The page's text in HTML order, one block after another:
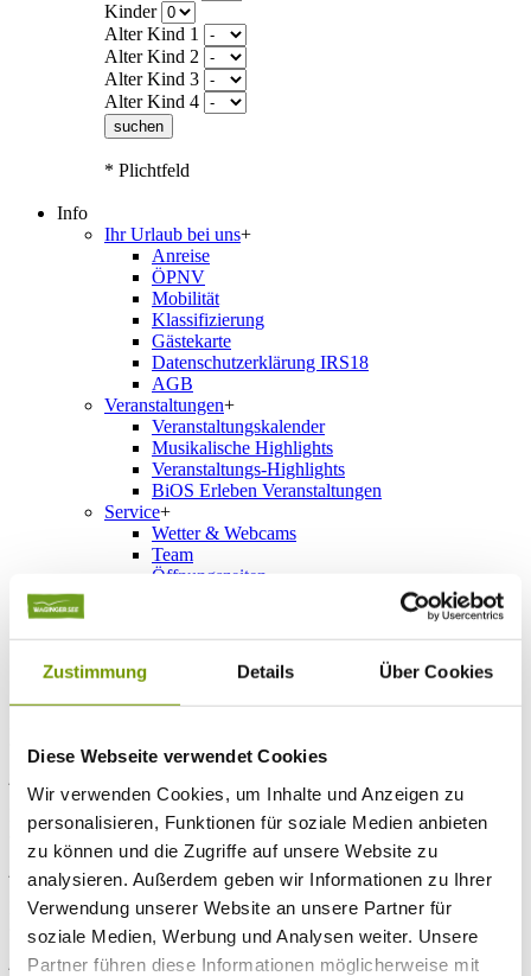
Zustimmung Details Über Cookies
Diese Webseite verwendet Cookies
Wir verwenden Cookies, um Inhalte und Anzeigen zu
personalisieren, Funktionen für soziale Medien anbieten
zu können und die Zugriffe auf unsere Website zu
analysieren. Außerdem geben wir Informationen zu Ihrer
Verwendung unserer Website an unsere Partner für
soziale Medien, Werbung und Analysen weiter. Unsere
Partner führen diese Informationen möglicherweise mit
Kinder
Alter Kind 1
Alter Kind 2
Alter Kind 3
Alter Kind 4
suchen
* Plichtfeld
Info
Ihr Urlaub bei uns+
Anreise
ÖPNV
Mobilität
Klassifizierung
Gästekarte
Datenschutzerklärung IRS18
AGB
Veranstaltungen+
Veranstaltungskalender
Musikalische Highlights
Veranstaltungs-Highlights
BiOS Erleben Veranstaltungen
Service+
Wetter & Webcams
Team
Öffnungszeiten
Social Media
Herzlich Willkommen am Waginger See
jeden Tag ein kleines Abenteuer
Herzlich Willkommen am Waginger See
jeden Tag ein kleines Abenteuer